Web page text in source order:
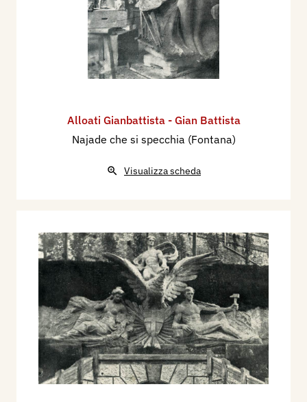
Alloati Gianbattista - Gian Battista
Najade che si specchia (Fontana)
Visualizza scheda